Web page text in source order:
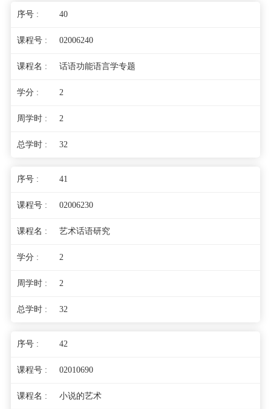
40
02006240
话语功能语言学专题
2
2
32
41
02006230
艺术话语研究
2
2
32
42
02010690
小说的艺术